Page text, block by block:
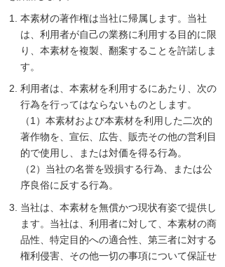
本素材の著作権は当社に帰属します。当社
は、利用者が自己の業務に利用する目的に限
り、本素材を複製、翻案することを許諾しま
す。
利用者は、本素材を利用するにあたり、次の
行為を行ってはならないものとします。
（1）本素材および本素材を利用した二次的
著作物を、宣伝、広告、販売その他の営利目
的で使用し、または対価を得る行為。
（2）当社の名誉を毀損する行為、または公
序良俗に反する行為。
当社は、本素材を無償かつ現状有姿で提供し
ます。当社は、利用者に対して、本素材の商
品性、特定目的への適合性、第三者に対する
権利侵害、その他一切の事項について保証せ